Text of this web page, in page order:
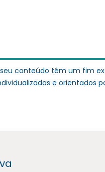
seu conteúdo têm um fim
e orientados